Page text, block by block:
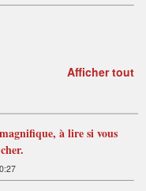
Afficher tout
à lire si vous